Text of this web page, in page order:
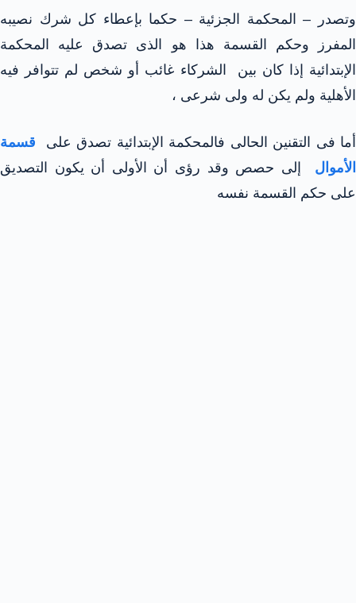
وتصدر – المحكمة الجزئية – حكما بإعطاء كل شرك نصيبه
المفرز وحكم القسمة هذا هو الذى تصدق عليه المحكمة
الإبتدائية إذا كان بين الشركاء غائب أو شخص لم تتوافر فيه
الأهلية ولم يكن له ولى شرعى ،
أما فى التقنين الحالى فالمحكمة الإبتدائية تصدق على قسمة
الأموال
إلى حصص وقد رؤى أن الأولى أن يكون التصديق
على حكم القسمة نفسه